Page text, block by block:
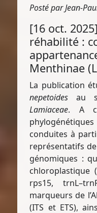
Posté par Jean-
[16 oct.
réhabilité :
Menthinae
La publication
nepetoides au
Lamiaceae. A
conduites à
représentatifs
génomiques :
chloroplastique
rps15,
marqueurs de
(ITS et ETS),